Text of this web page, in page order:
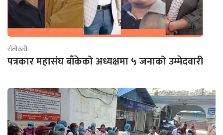
सेतोखरी
पत्रकार महासंघ बाँकेको अध्यक्षमा ५ जनाको उम्मेदवारी